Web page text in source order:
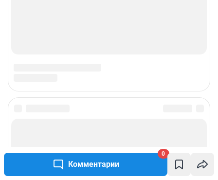
Комментарии
0